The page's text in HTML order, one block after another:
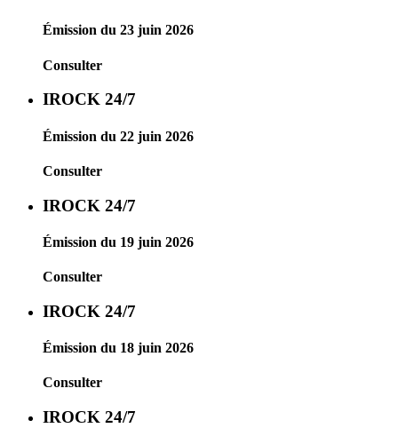
Émission du 23 juin 2026
Consulter
IROCK 24/7
Émission du 22 juin 2026
Consulter
IROCK 24/7
Émission du 19 juin 2026
Consulter
IROCK 24/7
Émission du 18 juin 2026
Consulter
IROCK 24/7